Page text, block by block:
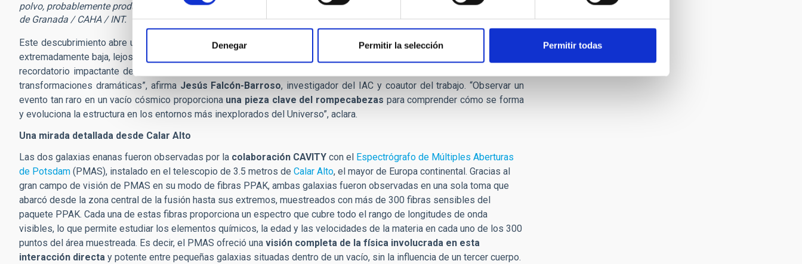
Denegar Permitir la selección Permitir todas
polvo, probablemente producida por ondas de choque producidas durante la fusión. Créditos: B. Bidaran / Universidad
de Granada / CAHA / INT.
Este descubrimiento abre una valiosa ventana para comprender cómo evolucionan las galaxias en entornos de densidad
extremadamente baja, lejos de la red cósmica donde ocurre la mayoría de las interacciones galácticas. “Esta fusión es un
recordatorio impactante de que, incluso en las regiones más solitarias del cosmos, las galaxias pueden experimentar
transformaciones dramáticas”, afirma Jesús Falcón-Barroso, investigador del IAC y coautor del trabajo. “Observar un
evento tan raro en un vacío cósmico proporcionauna pieza clave del rompecabezas para comprender cómo se forma
y evoluciona la estructura en los entornos más inexplorados del Universo”, aclara.
Una mirada detallada desde Calar Alto
Las dos galaxias enanas fueron observadas por la colaboración CAVITY con el Espectrógrafo de Múltiples Aberturas
de Potsdam (PMAS), instalado en el telescopio de 3.5 metros de Calar Alto, el mayor de Europa continental. Gracias al
gran campo de visión de PMAS en su modo de fibras PPAK, ambas galaxias fueron observadas en una sola toma que
abarcó desde la zona central de la fusión hasta sus extremos, muestreados con más de 300 fibras sensibles del
paquete PPAK. Cada una de estas fibras proporciona un espectro que cubre todo el rango de longitudes de onda
visibles, lo que permite estudiar los elementos químicos, la edad y las velocidades de la materia en cada uno de los 300
puntos del área muestreada. Es decir, el PMAS ofreció una visión completa de la física involucrada en esta
interacción directa y potente entre pequeñas galaxias situadas dentro de un vacío, sin la influencia de un tercer cuerpo.